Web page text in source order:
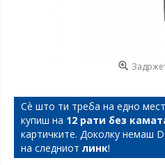
Сѐ што ти треба на едно
купиш на 12 рати без
картичките. Доколку немаш
на следниот линк!